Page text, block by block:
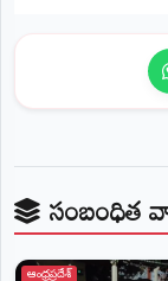
సంబంధిత
ఆంధ్రప్రదేశ్